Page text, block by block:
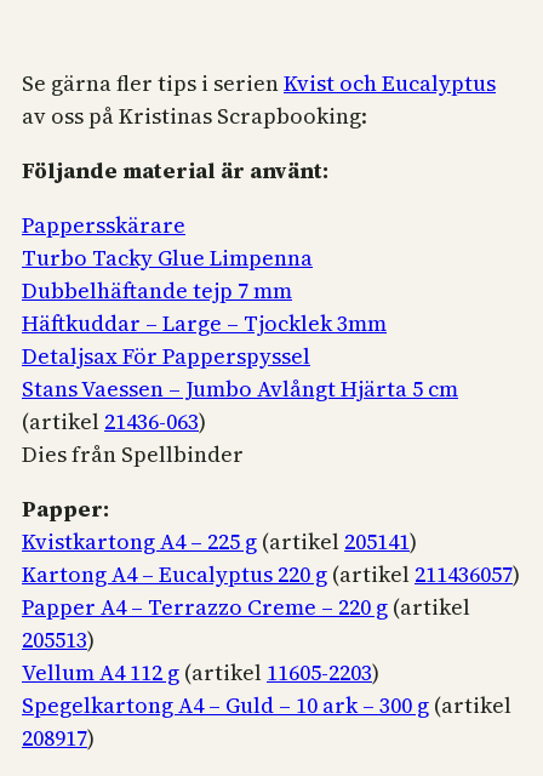
Se gärna fler tips i serienKvist och Eucalyptus
av oss på Kristinas Scrapbooking:
Följande material är använt:
Pappersskärare
Turbo Tacky Glue Limpenna
Dubbelhäftande tejp 7 mm
Häftkuddar – Large – Tjocklek 3mm
Detaljsax För Papperspyssel
Stans Vaessen – Jumbo Avlångt Hjärta 5 cm
(artikel 21436-063)
Dies från Spellbinder
Papper:
Kvistkartong A4 – 225 g (artikel 205141)
Kartong A4 – Eucalyptus 220 g (artikel 211436057)
Papper A4 – Terrazzo Creme – 220 g (artikel
205513)
Vellum A4 112 g (artikel 11605-2203)
Spegelkartong A4 – Guld – 10 ark – 300 g (artikel
208917)